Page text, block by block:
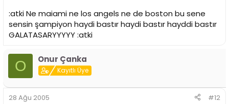
:atki Ne maiami ne los angels ne de boston bu sene
sensin şampiyon haydi bastır haydi bastır hayddi bastır
GALATASARYYYYY :atki
O Onur Çanka
Kayıtlı Üye
28 Ağu 2005 #12